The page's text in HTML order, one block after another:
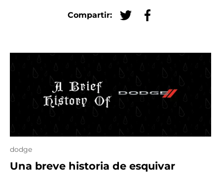
Compartir:
Tuitear en Twitter
Compartir en
dodge
Una breve historia de esquivar